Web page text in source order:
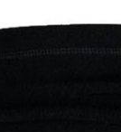
froid,
la chaleur à
toutes vos